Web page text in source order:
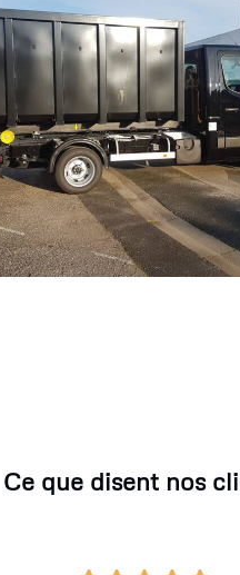
Ce que disent nos